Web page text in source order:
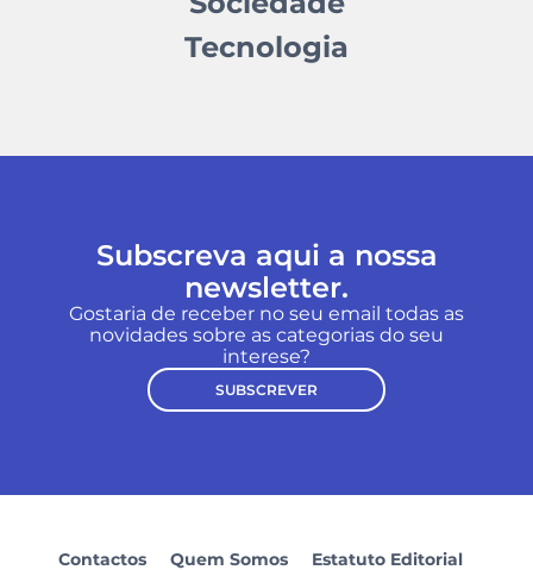
Tecnologia
Subscreva aqui a nossa
newsletter.
Gostaria de receber no seu email todas as
novidades sobre as categorias do seu
interese?
SUBSCREVER
Contactos Quem Somos Estatuto Editorial